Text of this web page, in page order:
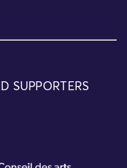
SUPPORTERS